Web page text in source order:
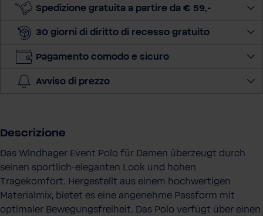
n
l
q
Spedizione gratuita a partire da € 59,-
30 giorni di diritto di recesso gratuito
Pagamento comodo e sicuro
Avviso di prezzo
Descrizione
Das Windhager Event Polo für Damen überzeugt durch
seinen sportlich-eleganten Look und hohen
Tragekomfort. Hergestellt aus einem hochwertigen
Materialmix, bietet es eine angenehme Passform mit
optimaler Bewegungsfreiheit. Das Polo verfügt über einen